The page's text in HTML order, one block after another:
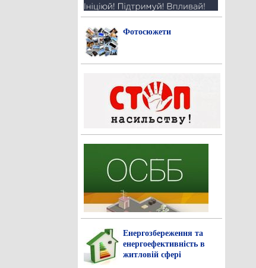
Фотосюжети
Енергозбереження та
енергоефективність в
житловій сфері